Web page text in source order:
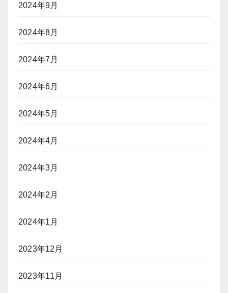
2024年9月
2024年8月
2024年7月
2024年6月
2024年5月
2024年4月
2024年3月
2024年2月
2024年1月
2023年12月
2023年11月